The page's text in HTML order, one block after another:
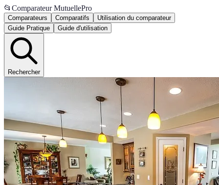
📂 Comparateur MutuellePro
Comparateurs Comparatifs
Utilisation du comparateur
Guide Pratique
Guide d'utilisation
Rechercher